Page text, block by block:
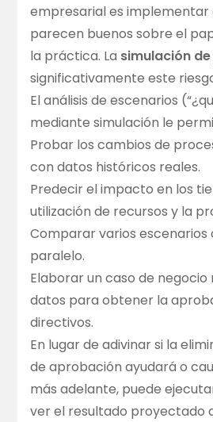
empresarial es implementar
parecen buenos sobre el
la práctica. La simulación
significativamente este
El análisis de escenarios
mediante simulación le
Probar los cambios de
con datos históricos reales.
Predecir el impacto en los
utilización de recursos y la
Comparar varios escenarios
paralelo.
Elaborar un caso de
datos para obtener la
directivos.
En lugar de adivinar si la
de aprobación ayudará o
más adelante, puede
ver el resultado proyectado